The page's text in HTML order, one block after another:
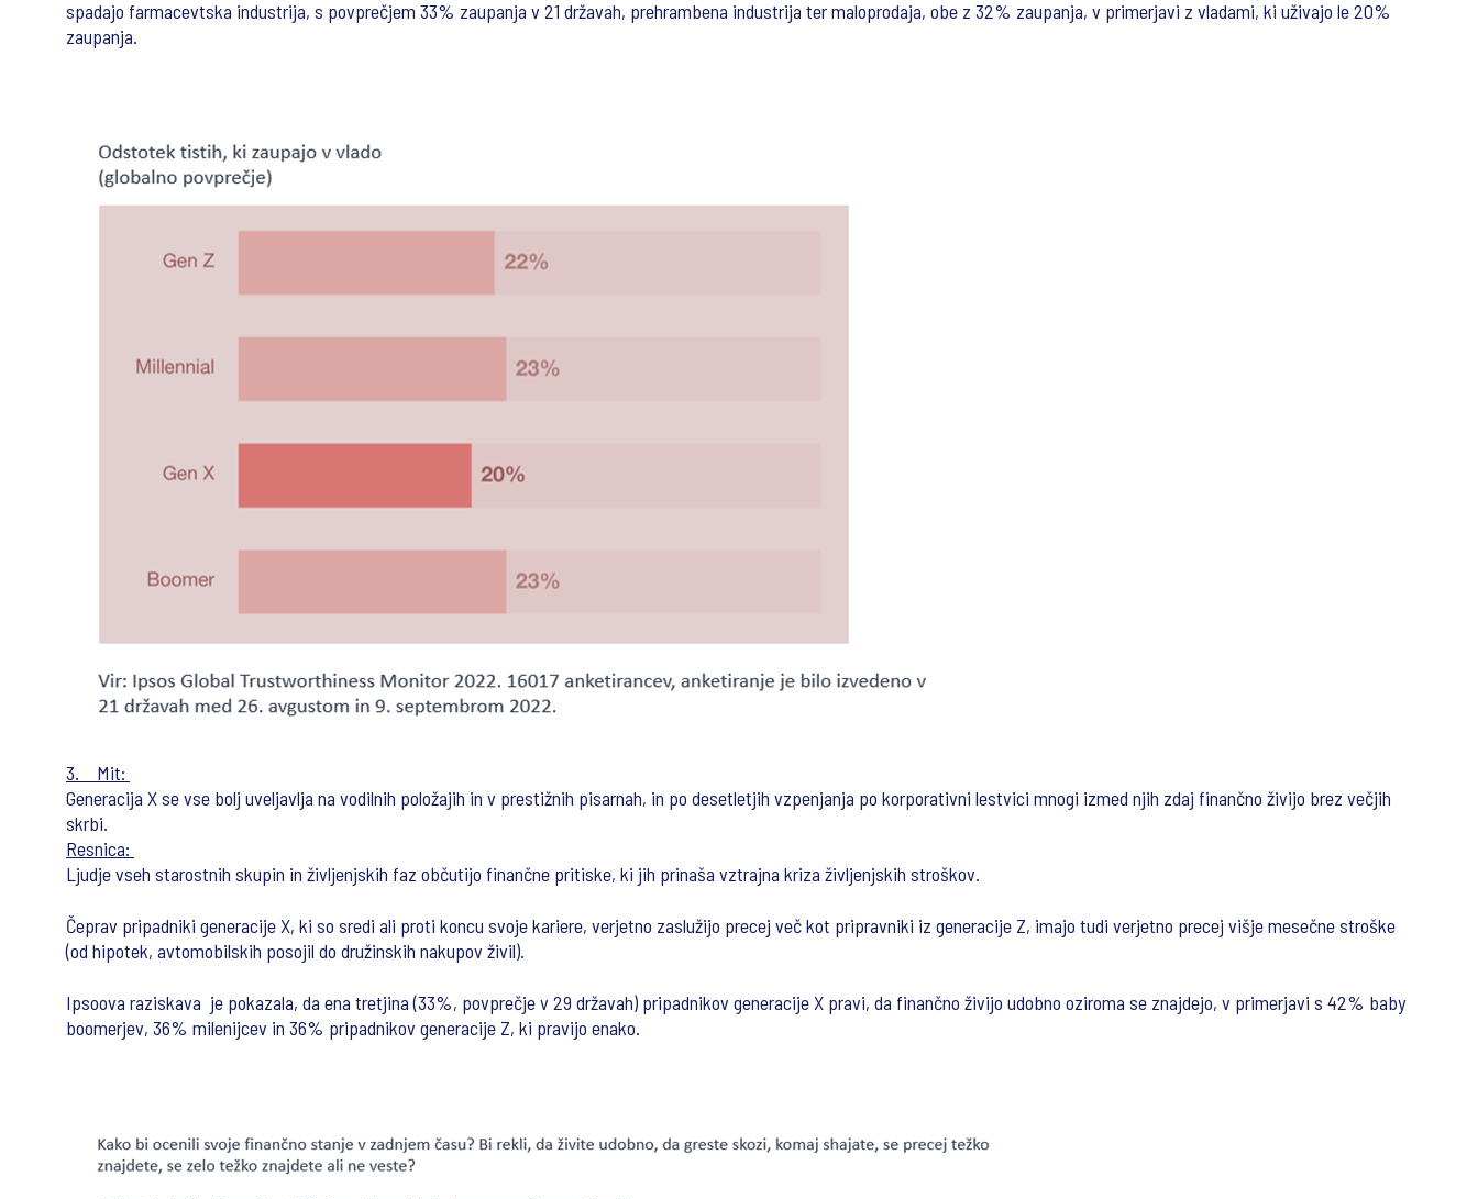
spadajo farmacevtska industrija, s povprečjem 33% zaupanja v 21 državah, prehrambena industrija ter maloprodaja, obe z 32% zaupanja, v primerjavi z vladami, ki uživajo le 20%
zaupanja.
3. Mit:
Generacija X se vse bolj uveljavlja na vodilnih položajih in v prestižnih pisarnah, in po desetletjih vzpenjanja po korporativni lestvici mnogi izmed njih zdaj finančno živijo brez večjih
skrbi.
Resnica:
Ljudje vseh starostnih skupin in življenjskih faz občutijo finančne pritiske, ki jih prinaša vztrajna kriza življenjskih stroškov.
Čeprav pripadniki generacije X, ki so sredi ali proti koncu svoje kariere, verjetno zaslužijo precej več kot pripravniki iz generacije Z, imajo tudi verjetno precej višje mesečne stroške
(od hipotek, avtomobilskih posojil do družinskih nakupov živil).
Ipsoova raziskava je pokazala, da ena tretjina (33%, povprečje v 29 državah) pripadnikov generacije X pravi, da finančno živijo udobno oziroma se znajdejo, v primerjavi s 42% baby
boomerjev, 36% milenijcev in 36% pripadnikov generacije Z, ki pravijo enako.